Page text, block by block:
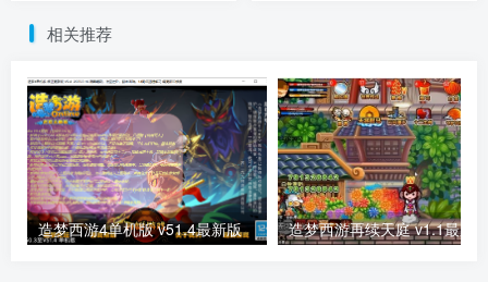
相关推荐
造梦西游4单机版 v51.4最新版 造梦西游再续天庭 v1.1最新